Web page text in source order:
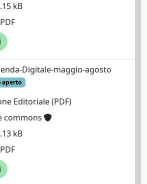
kB
Digitale-maggio-agosto
aperto
Editoriale (PDF)
commons
kB